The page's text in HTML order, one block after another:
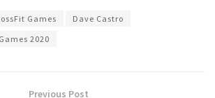
Games
Dave Castro
Games 2020
Previous Post